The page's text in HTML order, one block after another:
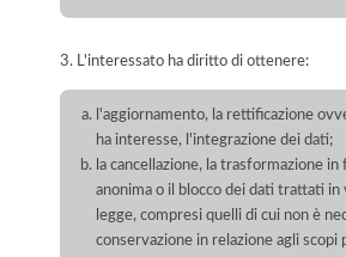
3. L'interessato ha diritto di ottenere:
l'aggiornamento, la rettificazione
ha interesse, l'integrazione dei dati;
la cancellazione, la trasformazione in
anonima o il blocco dei dati trattati in
legge, compresi quelli di cui non è
conservazione in relazione agli scopi